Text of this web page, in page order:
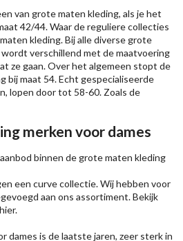
van grote maten kleding, als je het
42/44. Waar de reguliere collecties
kleding. Bij alle diverse grote
verschillend met de maatvoering
ze gaan. Over het algemeen stopt de
bij maat 54. Echt gespecialiseerde
lopen door tot 58-60. Zoals de
merken voor dames
binnen de grote maten kleding
een curve collectie. Wij hebben voor
aan ons assortiment. Bekijk
hier.
dames is de laatste jaren, zeer sterk in